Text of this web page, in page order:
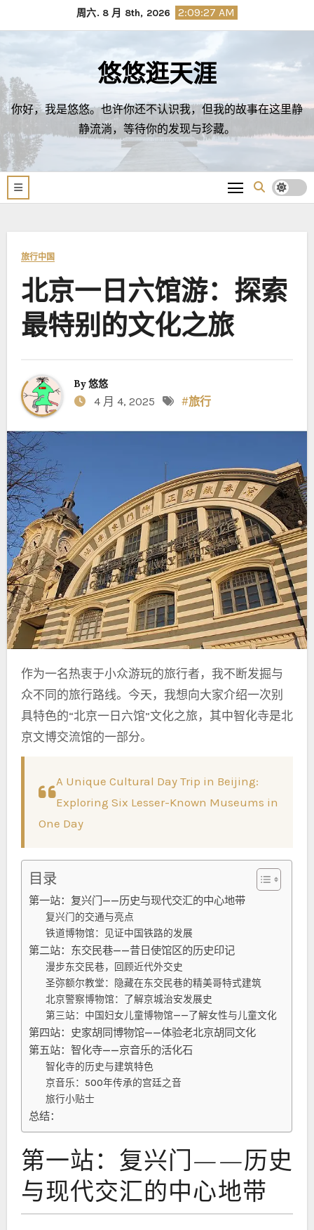
to
周六. 8 月 8th, 2026 2:09:29 AM
悠悠逛天涯
你好，我是悠悠。也许你还不认识我，但我的故事在这里静
静流淌，等待你的发现与珍藏。
旅行中国
北京一日六馆游：探索
最特别的文化之旅
By悠悠
4 月 4, 2025
#旅行
作为一名热衷于小众游玩的旅行者，我不断发掘与
众不同的旅行路线。今天，我想向大家介绍一次别
具特色的“北京一日六馆”文化之旅，其中智化寺是北
京文博交流馆的一部分。
A Unique Cultural Day Trip in Beijing:
Exploring Six Lesser-Known Museums in
One Day
目录
第一站：复兴门——历史与现代交汇的中心地带
复兴门的交通与亮点
铁道博物馆：见证中国铁路的发展
第二站：东交民巷——昔日使馆区的历史印记
漫步东交民巷，回顾近代外交史
圣弥额尔教堂：隐藏在东交民巷的精美哥特式建筑
北京警察博物馆：了解京城治安发展史
第三站：中国妇女儿童博物馆——了解女性与儿童文化
第四站：史家胡同博物馆——体验老北京胡同文化
第五站：智化寺——京音乐的活化石
智化寺的历史与建筑特色
京音乐：500年传承的宫廷之音
旅行小贴士
总结：
第一站：复兴门——历史
与现代交汇的中心地带